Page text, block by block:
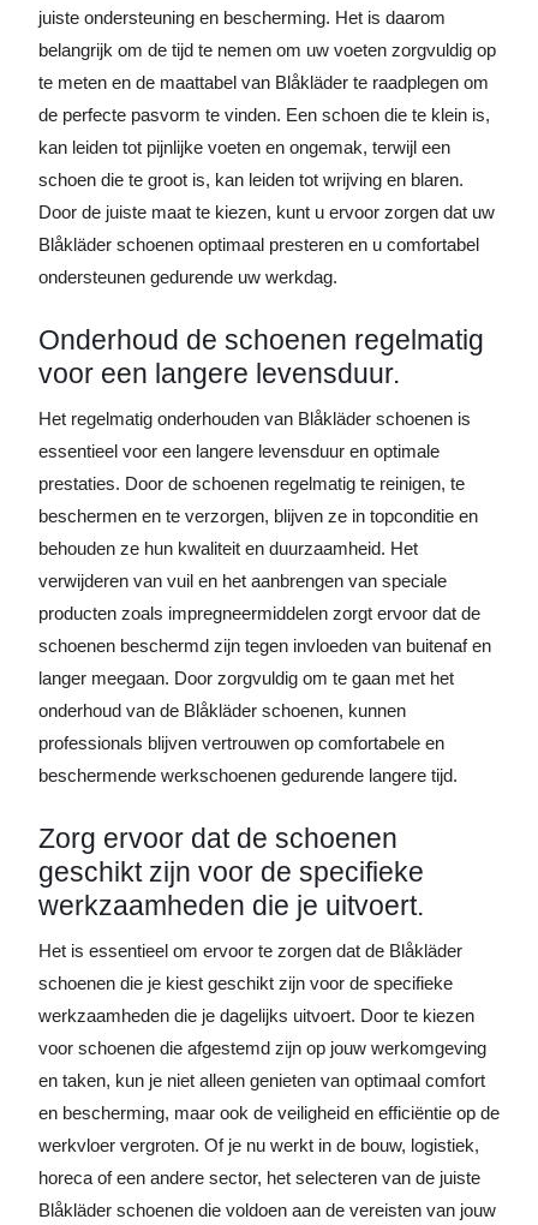
juiste ondersteuning en bescherming. Het is daarom
belangrijk om de tijd te nemen om uw voeten zorgvuldig op
te meten en de maattabel van Blåkläder te raadplegen om
de perfecte pasvorm te vinden. Een schoen die te klein is,
kan leiden tot pijnlijke voeten en ongemak, terwijl een
schoen die te groot is, kan leiden tot wrijving en blaren.
Door de juiste maat te kiezen, kunt u ervoor zorgen dat uw
Blåkläder schoenen optimaal presteren en u comfortabel
ondersteunen gedurende uw werkdag.
Onderhoud de schoenen regelmatig
voor een langere levensduur.
Het regelmatig onderhouden van Blåkläder schoenen is
essentieel voor een langere levensduur en optimale
prestaties. Door de schoenen regelmatig te reinigen, te
beschermen en te verzorgen, blijven ze in topconditie en
behouden ze hun kwaliteit en duurzaamheid. Het
verwijderen van vuil en het aanbrengen van speciale
producten zoals impregneermiddelen zorgt ervoor dat de
schoenen beschermd zijn tegen invloeden van buitenaf en
langer meegaan. Door zorgvuldig om te gaan met het
onderhoud van de Blåkläder schoenen, kunnen
professionals blijven vertrouwen op comfortabele en
beschermende werkschoenen gedurende langere tijd.
Zorg ervoor dat de schoenen
geschikt zijn voor de specifieke
werkzaamheden die je uitvoert.
Het is essentieel om ervoor te zorgen dat de Blåkläder
schoenen die je kiest geschikt zijn voor de specifieke
werkzaamheden die je dagelijks uitvoert. Door te kiezen
voor schoenen die afgestemd zijn op jouw werkomgeving
en taken, kun je niet alleen genieten van optimaal comfort
en bescherming, maar ook de veiligheid en efficiëntie op de
werkvloer vergroten. Of je nu werkt in de bouw, logistiek,
horeca of een andere sector, het selecteren van de juiste
Blåkläder schoenen die voldoen aan de vereisten van jouw